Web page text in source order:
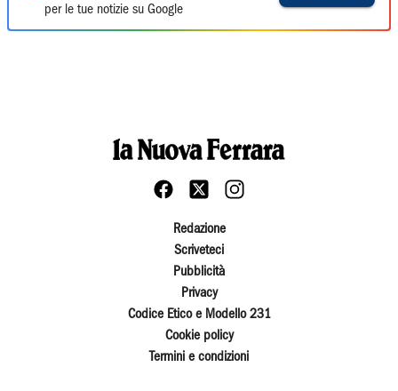
per le tue notizie su Google
Redazione
Scriveteci
Pubblicità
Privacy
Codice Etico e Modello 231
Cookie policy
Termini e condizioni